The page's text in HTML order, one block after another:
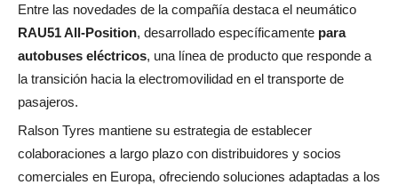
Entre las novedades de la compañía destaca el neumático
RAU51 All-Position, desarrollado específicamente para
autobuses eléctricos, una línea de producto que responde a
la transición hacia la electromovilidad en el transporte de
pasajeros.
Ralson Tyres mantiene su estrategia de establecer
colaboraciones a largo plazo con distribuidores y socios
comerciales en Europa, ofreciendo soluciones adaptadas a los